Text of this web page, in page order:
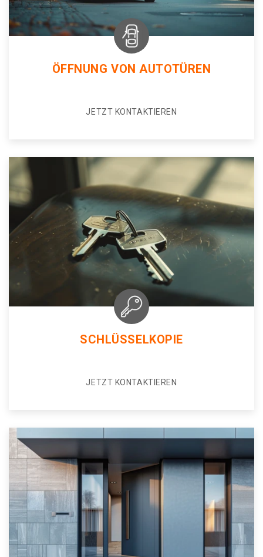
ÖFFNUNG VON AUTOTÜREN
JETZT KONTAKTIEREN
SCHLÜSSELKOPIE
JETZT KONTAKTIEREN